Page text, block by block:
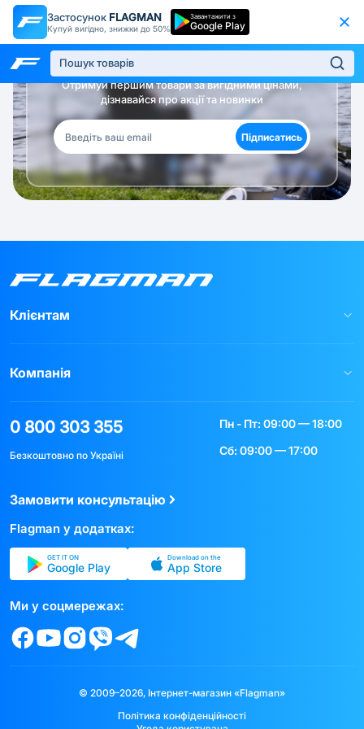
Застосунок FLAGMAN
Купуй вигідно, знижки до 50%
Завантажити з
Google Play
Будь в курсі!
Отримуй першим товари за вигідними цінами,
дізнавайся про акції та новинки
Підписатись
Клієнтам
Компанія
0 800 303 355
Безкоштовно по Україні
Пн - Пт: 09:00 — 18:00
Сб: 09:00 — 17:00
Замовити консультацію
Flagman у додатках:
GET IT ON
Google Play
Download on the
App Store
Ми у соцмережах:
© 2009–2026, Інтернет-магазин «Flagman»
Політика конфіденційності